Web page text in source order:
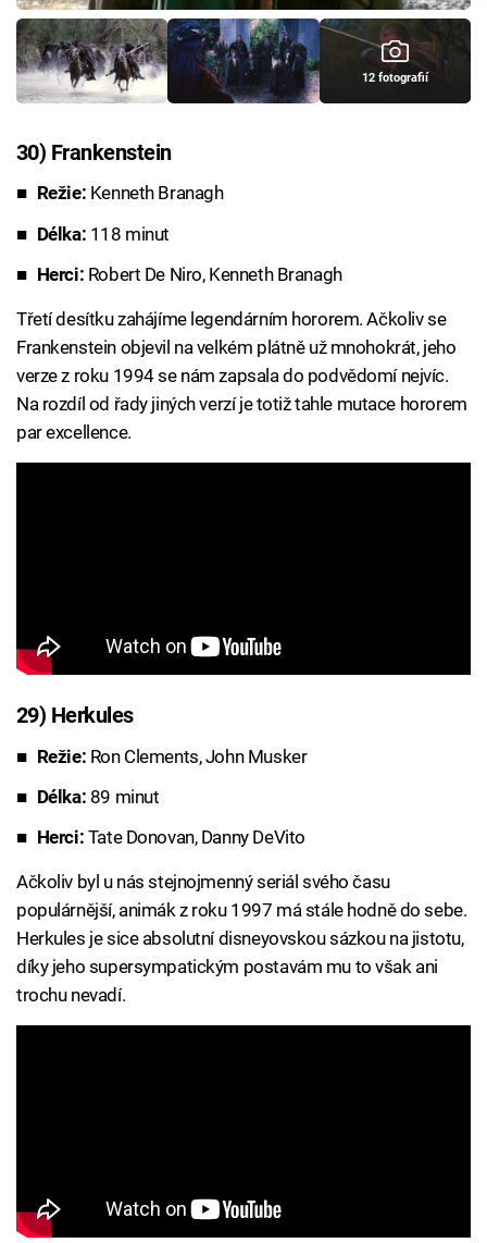
12 fotografií
30) Frankenstein
Režie: Kenneth Branagh
Délka: 118 minut
Herci: Robert De Niro, Kenneth Branagh
Třetí desítku zahájíme legendárním hororem. Ačkoliv se
Frankenstein objevil na velkém plátně už mnohokrát, jeho
verze z roku 1994 se nám zapsala do podvědomí nejvíc.
Na rozdíl od řady jiných verzí je totiž tahle mutace hororem
par excellence.
29) Herkules
Režie: Ron Clements, John Musker
Délka: 89 minut
Herci: Tate Donovan, Danny DeVito
Ačkoliv byl u nás stejnojmenný seriál svého času
populárnější, animák z roku 1997 má stále hodně do sebe.
Herkules je sice absolutní disneyovskou sázkou na jistotu,
díky jeho supersympatickým postavám mu to však ani
trochu nevadí.